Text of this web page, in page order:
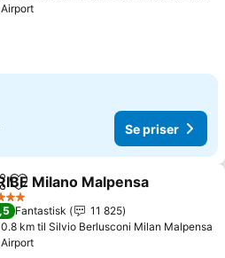
Airport
Se priser
Legg til i favoritter
Milano Malpensa
Fantastisk
11 825
0.8 km til Silvio Berlusconi Milan Malpensa
Airport